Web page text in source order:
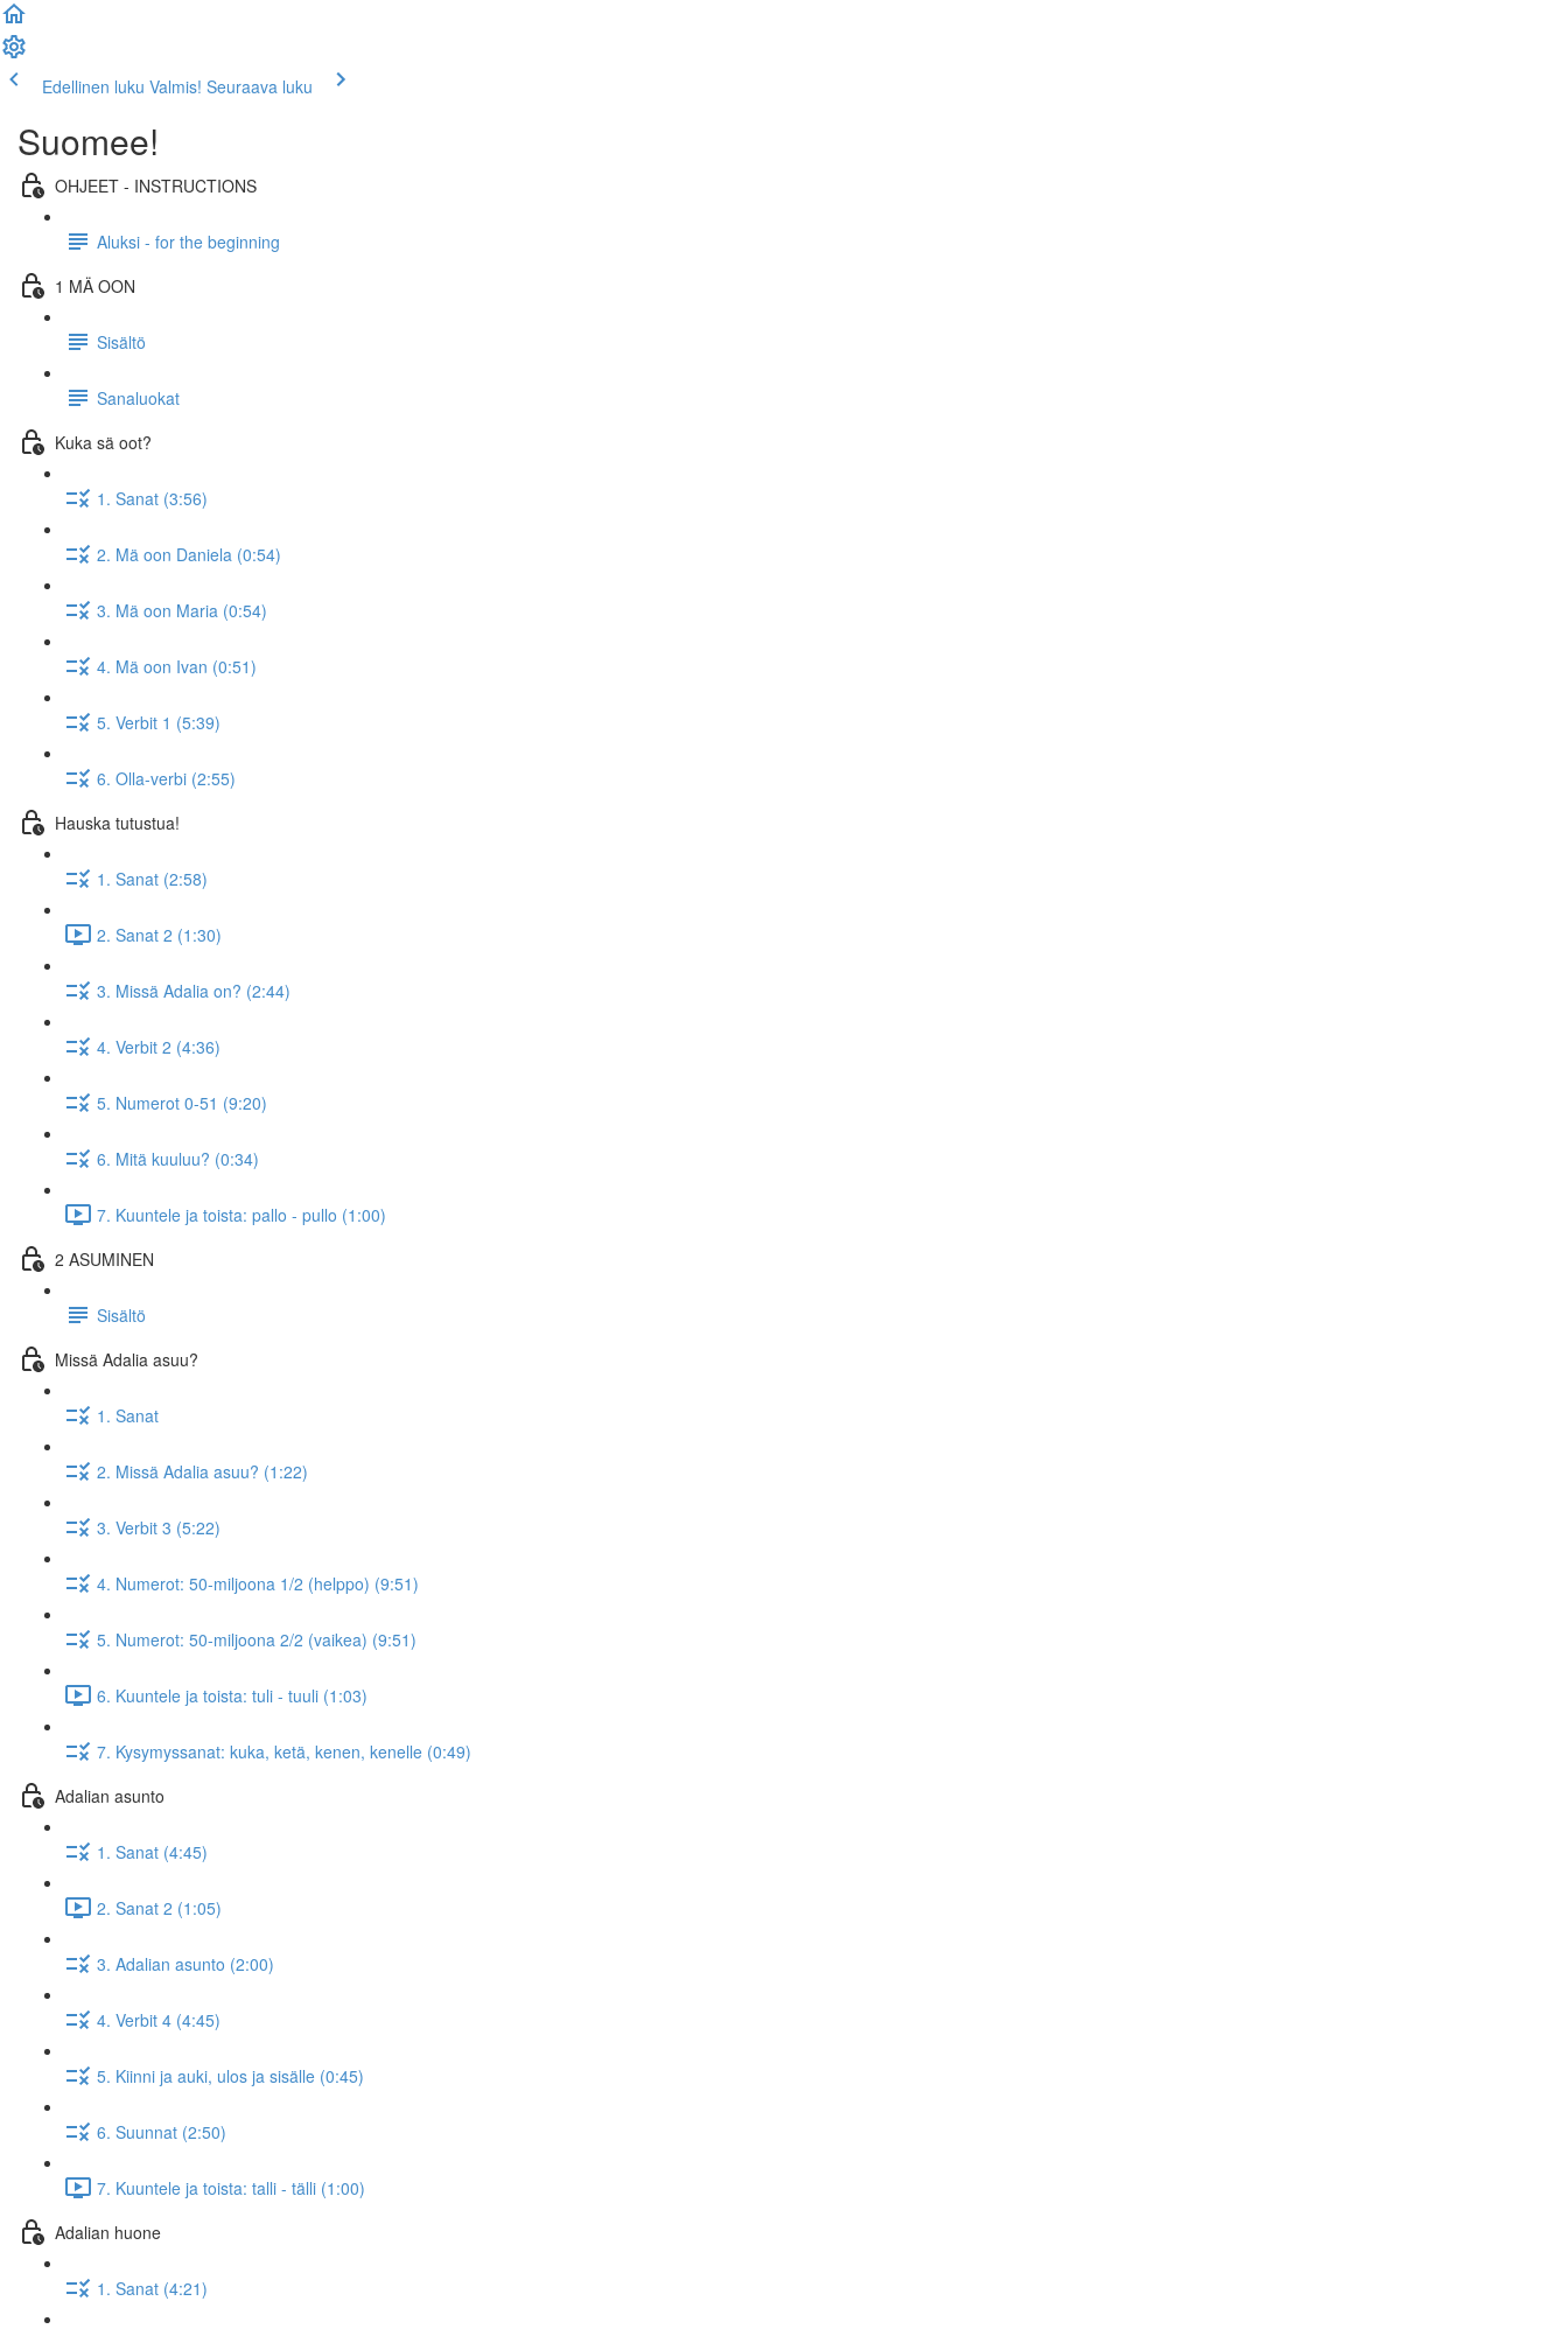
Edellinen luku Valmis! Seuraava luku
Suomee!
OHJEET - INSTRUCTIONS
Aluksi - for the beginning
1 MÄ OON
Sisältö
Sanaluokat
Kuka sä oot?
1. Sanat (3:56)
2. Mä oon Daniela (0:54)
3. Mä oon Maria (0:54)
4. Mä oon Ivan (0:51)
5. Verbit 1 (5:39)
6. Olla-verbi (2:55)
Hauska tutustua!
1. Sanat (2:58)
2. Sanat 2 (1:30)
3. Missä Adalia on? (2:44)
4. Verbit 2 (4:36)
5. Numerot 0-51 (9:20)
6. Mitä kuuluu? (0:34)
7. Kuuntele ja toista: pallo - pullo (1:00)
2 ASUMINEN
Sisältö
Missä Adalia asuu?
1. Sanat
2. Missä Adalia asuu? (1:22)
3. Verbit 3 (5:22)
4. Numerot: 50-miljoona 1/2 (helppo) (9:51)
5. Numerot: 50-miljoona 2/2 (vaikea) (9:51)
6. Kuuntele ja toista: tuli - tuuli (1:03)
7. Kysymyssanat: kuka, ketä, kenen, kenelle (0:49)
Adalian asunto
1. Sanat (4:45)
2. Sanat 2 (1:05)
3. Adalian asunto (2:00)
4. Verbit 4 (4:45)
5. Kiinni ja auki, ulos ja sisälle (0:45)
6. Suunnat (2:50)
7. Kuuntele ja toista: talli - tälli (1:00)
Adalian huone
1. Sanat (4:21)